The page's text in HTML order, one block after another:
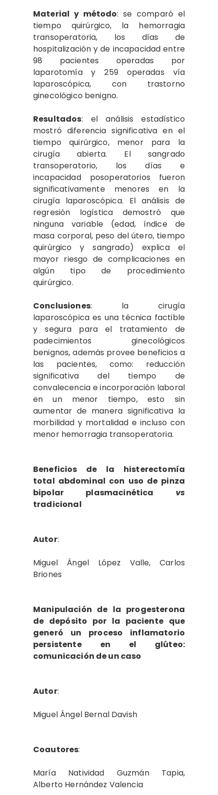
Material y método: se comparó el
tiempo quirúrgico, la hemorragia
transoperatoria, los días de
hospitalización y de incapacidad entre
98 pacientes operadas por
laparotomía y 259 operadas vía
laparoscópica, con trastorno
ginecológico benigno.
Resultados: el análisis estadístico
mostró diferencia significativa en el
tiempo quirúrgico, menor para la
cirugía abierta. El sangrado
transoperatorio, los días e
incapacidad posoperatorios fueron
significativamente menores en la
cirugía laparoscópica. El análisis de
regresión logística demostró que
ninguna variable (edad, índice de
masa corporal, peso del útero, tiempo
quirúrgico y sangrado) explica el
mayor riesgo de complicaciones en
algún tipo de procedimiento
quirúrgico.
Conclusiones: la cirugía
laparoscópica es una técnica factible
y segura para el tratamiento de
padecimientos ginecológicos
benignos, además provee beneficios a
las pacientes, como: reducción
significativa del tiempo de
convalecencia e incorporación laboral
en un menor tiempo, esto sin
aumentar de manera significativa la
morbilidad y mortalidad e incluso con
menor hemorragia transoperatoria.
Beneficios de la histerectomía
total abdominal con uso de pinza
bipolar plasmacinética vs
tradicional
Autor:
Miguel Ángel López Valle, Carlos
Briones
Manipulación de la progesterona
de depósito por la paciente que
generó un proceso inflamatorio
persistente en el glúteo:
comunicación de un caso
Autor:
Miguel Ángel Bernal Davish
Coautores:
María Natividad Guzmán Tapia,
Alberto Hernández Valencia